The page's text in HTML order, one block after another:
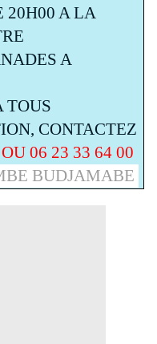
20H00 A LA
A
TOUS
CONTACTEZ
06 23 33 64 00
BUDJAMABE